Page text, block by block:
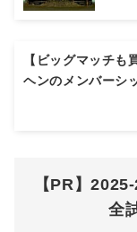
【ビッグマッチも
ヘンのメンバーシ
【PR】
全